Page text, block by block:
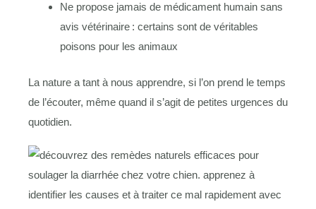
Ne propose jamais de médicament humain sans
avis vétérinaire : certains sont de véritables
poisons pour les animaux
La nature a tant à nous apprendre, si l’on prend le temps
de l’écouter, même quand il s’agit de petites urgences du
quotidien.